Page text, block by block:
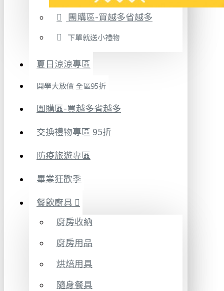
團購區-買越多省越多
下單就送小禮物
夏日涼涼專區
開學大放價 全區95折
團購區-買越多省越多
交換禮物專區 95折
防疫旅遊專區
畢業狂歡季
餐飲廚具
廚房收納
廚房用品
烘焙用具
隨身餐具